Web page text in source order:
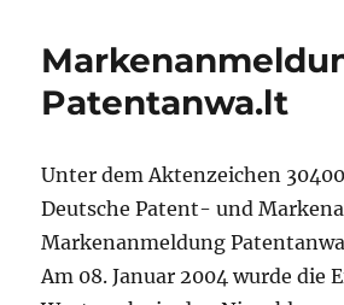
Patentanwa.lt
Unter dem Aktenzeichen
Deutsche Patent- und
Markenanmeldung
Am 08. Januar 2004 wurde die